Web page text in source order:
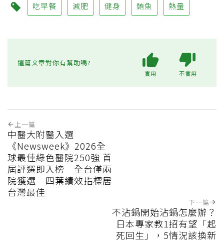
吃早餐 減肥 健身 鮪魚 熱量
這篇文章對你有幫助嗎?
實用 不實用
上一篇
中醫大附醫入選
《Newsweek》2026全
球最佳綠色醫院250強 首
屆評選即入榜 全台僅兩
院獲選 四葉績效指標居
台灣最佳
下一篇
不沾鍋開始沾鍋怎麼辦？
日本專家教1招有望「起
死回生」，5情況該換新